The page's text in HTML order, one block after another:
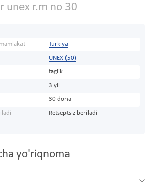
unex r.m no 30
Turkiya
UNEX (50)
taglik
3 yil
30 dona
Retseptsiz beriladi
yo'riqnoma